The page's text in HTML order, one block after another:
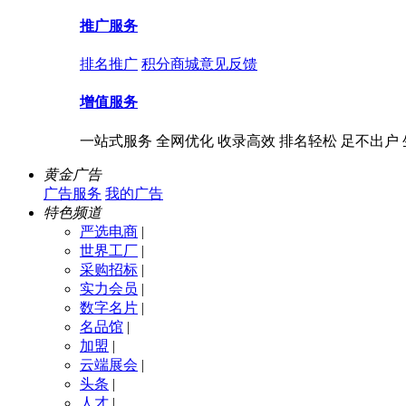
推广服务
排名推广 积分商城意见反馈
增值服务
一站式服务 全网优化 收录高效 排名轻松 足不出户
黄金广告
广告服务 我的广告
特色频道
严选电商 |
世界工厂 |
采购招标 |
实力会员 |
数字名片 |
名品馆 |
加盟 |
云端展会 |
头条 |
人才 |